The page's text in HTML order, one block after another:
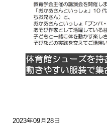
2023年09月28日